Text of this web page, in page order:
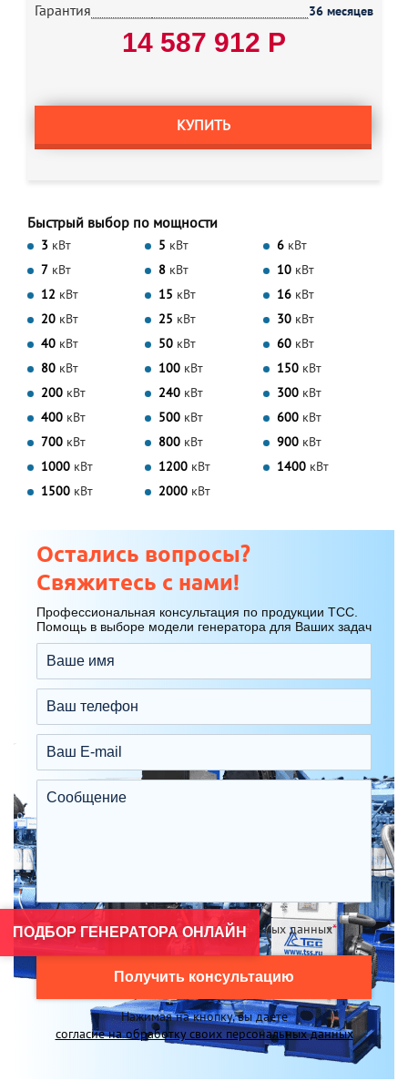
Гарантия 36 месяцев
14 587 912 Р
КУПИТЬ
Быстрый выбор по мощности
3 кВт 5 кВт 6 кВт
7 кВт 8 кВт 10 кВт
12 кВт 15 кВт 16 кВт
20 кВт 25 кВт 30 кВт
40 кВт 50 кВт 60 кВт
80 кВт 100 кВт 150 кВт
200 кВт 240 кВт 300 кВт
400 кВт 500 кВт 600 кВт
700 кВт 800 кВт 900 кВт
1000 кВт 1200 кВт 1400 кВт
1500 кВт 2000 кВт
Остались вопросы?
Свяжитесь с нами!
Профессиональная консультация по продукции ТСС.
Помощь в выборе модели генератора для Ваших задач
Я согласен на обработку персональных данных*
Получить консультацию
Нажимая на кнопку, вы даете
согласие на обработку своих персональных данных
ПОДБОР ГЕНЕРАТОРА ОНЛАЙН